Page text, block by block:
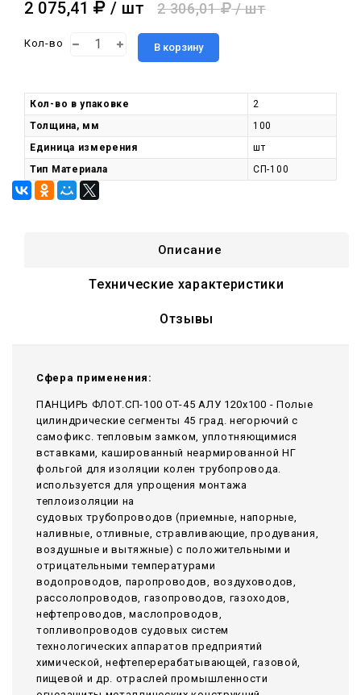
2 075,41 / шт 2 306,01 / шт
Кол-во В корзину
Кол-во в упаковке
2
Толщина, мм
100
Единица измерения
шт
Тип Материала
СП-100
Описание
Технические характеристики
Отзывы
Сфера применения:
ПАНЦИРЬ ФЛОТ.СП-100 ОТ-45 АЛУ 120x100 - Полые
цилиндрические сегменты 45 град. негорючий c
самофикс. тепловым замком, уплотняющимися
вставками, кашированный неармированной НГ
фольгой для изоляции колен трубопровода.
используется для упрощения монтажа
теплоизоляции на
судовых трубопроводов (приемные, напорные,
наливные, отливные, стравливающие, продувания,
воздушные и вытяжные) с положительными и
отрицательными температурами
водопроводов, паропроводов, воздуховодов,
рассолопроводов, газопроводов, газоходов,
нефтепроводов, маслопроводов,
топливопроводов судовых систем
технологических аппаратов предприятий
химической, нефтеперерабатывающей, газовой,
пищевой и др. отраслей промышленности